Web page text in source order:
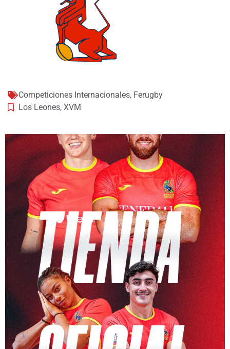
Competiciones Internacionales, Ferugby
Los Leones, XVM